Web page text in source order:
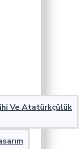
Ve Atatürkçülük